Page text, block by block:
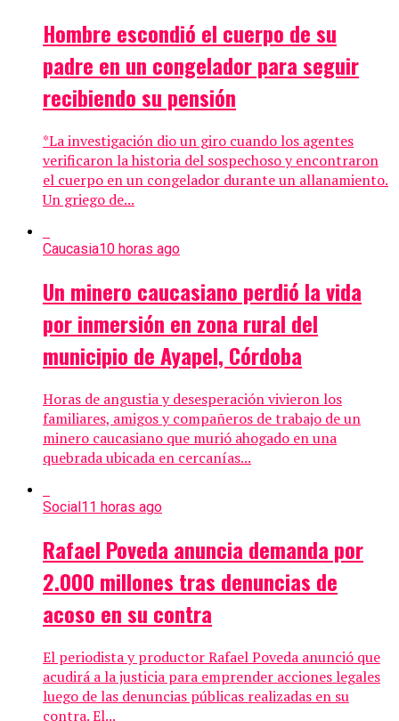
Hombre escondió el cuerpo de su
padre en un congelador para seguir
recibiendo su pensión
*La investigación dio un giro cuando los agentes
verificaron la historia del sospechoso y encontraron
el cuerpo en un congelador durante un allanamiento.
Un griego de...
Caucasia10 horas ago
Un minero caucasiano perdió la vida
por inmersión en zona rural del
municipio de Ayapel, Córdoba
Horas de angustia y desesperación vivieron los
familiares, amigos y compañeros de trabajo de un
minero caucasiano que murió ahogado en una
quebrada ubicada en cercanías...
Social11 horas ago
Rafael Poveda anuncia demanda por
2.000 millones tras denuncias de
acoso en su contra
El periodista y productor Rafael Poveda anunció que
acudirá a la justicia para emprender acciones legales
luego de las denuncias públicas realizadas en su
contra. El...